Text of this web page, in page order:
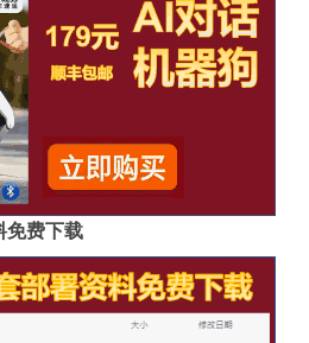
免费下载